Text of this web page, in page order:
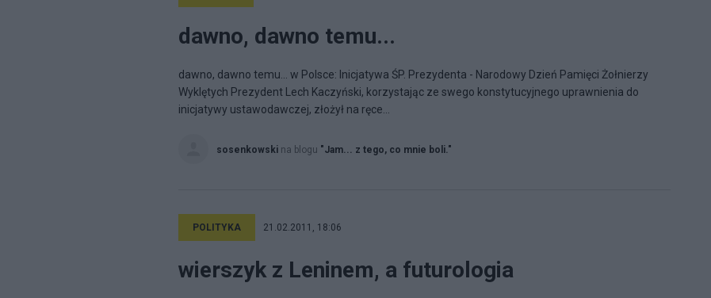
dawno, dawno temu...
dawno, dawno temu... w Polsce: Inicjatywa ŚP. Prezydenta - Narodowy Dzień Pamięci Żołnierzy
Wyklętych Prezydent Lech Kaczyński, korzystając ze swego konstytucyjnego uprawnienia do
inicjatywy ustawodawczej, złożył na ręce...
sosenkowski na blogu "Jam... z tego, co mnie boli."
POLITYKA 21.02.2011, 18:06
wierszyk z Leninem, a futurologia